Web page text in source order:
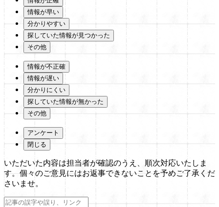
情報が早い
分かりやすい
探していた情報が見つかった
その他
情報が不正確
情報が遅い
分かりにくい
探していた情報が無かった
その他
アンケート
閉じる
いただいた内容は担当者が確認のうえ、順次対応いたしま
す。個々のご意見にはお返事できないことを予めご了承くだ
さいませ。